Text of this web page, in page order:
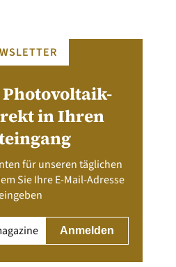
in Ihren
für unseren täglichen
Sie Ihre E-Mail-Adresse